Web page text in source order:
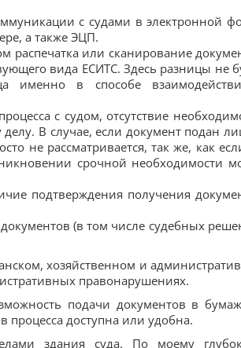
с судами в электронной
а также ЭЦП.
распечатка или сканирование
вида ЕСИТС. Здесь разницы не
именно в способе
с судом, отсутствие
В случае, если документ подан
не рассматривается, так же, как
срочной необходимости
подтверждения получения
(в том числе судебных
хозяйственном и
правонарушениях.
подачи документов в
процесса доступна или удобна.
здания суда. По моему